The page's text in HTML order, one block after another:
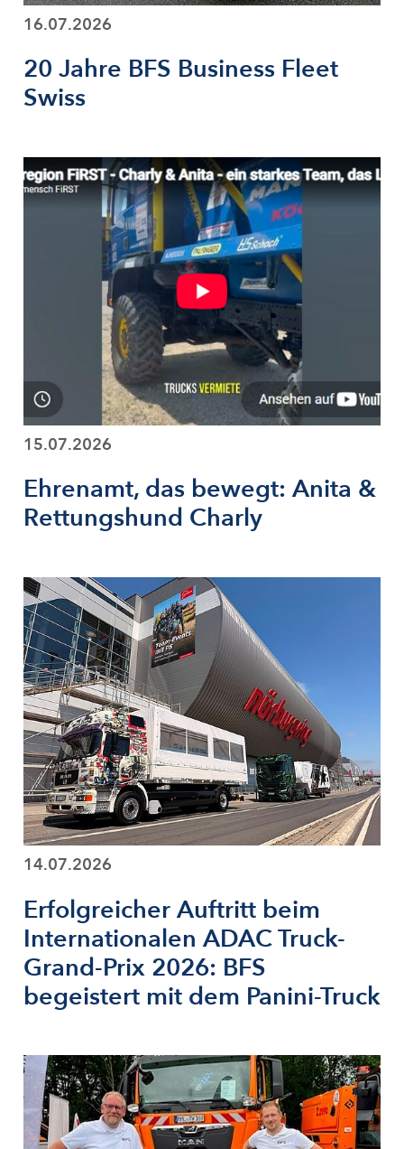
16.07.2026
20 Jahre BFS Business Fleet
Swiss
15.07.2026
Ehrenamt, das bewegt: Anita &
Rettungshund Charly
14.07.2026
Erfolgreicher Auftritt beim
Internationalen ADAC Truck-
Grand-Prix 2026: BFS
begeistert mit dem Panini-Truck